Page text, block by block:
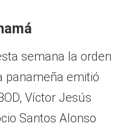
semana la orden
panameña emitió
Víctor Jesús
Santos Alonso